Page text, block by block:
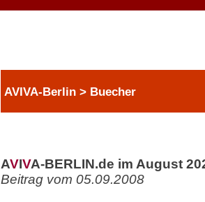
AVIVA-Berlin > Buecher
AVIVA-BERLIN.de im August
Beitrag vom 05.09.2008